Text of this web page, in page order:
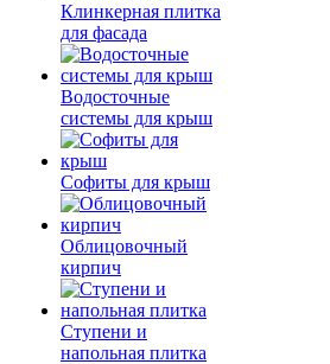
Клинкерная плитка
для фасада
Водосточные
системы для крыш
Софиты для крыш
Облицовочный
кирпич
Ступени и
напольная плитка